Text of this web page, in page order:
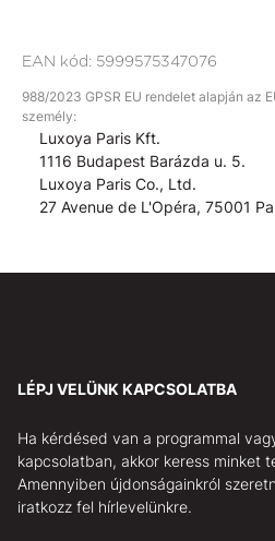
EAN kód: 5999575347076
988/2023 GPSR EU rendelet alapján az
személy:
Luxoya Paris Kft.
1116 Budapest Barázda u. 5.
Luxoya Paris Co., Ltd.
27 Avenue de L'Opéra, 75001
LÉPJ VELÜNK KAPCSOLATBA
Ha kérdésed van a programmal
kapcsolatban, akkor keress minket
Amennyiben újdonságainkról
iratkozz fel hírlevelünkre.